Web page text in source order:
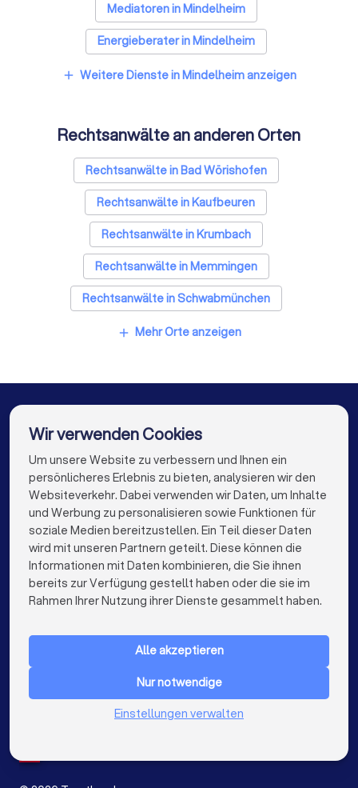
Mediatoren in Mindelheim
Energieberater in Mindelheim
add Weitere Dienste in Mindelheim anzeigen
Rechtsanwälte an anderen Orten
Rechtsanwälte in Bad Wörishofen
Rechtsanwälte in Kaufbeuren
Rechtsanwälte in Krumbach
Rechtsanwälte in Memmingen
Rechtsanwälte in Schwabmünchen
Rechtsanwälte in Landsberg am Lech
Rechtsanwälte in Bobingen
Rechtsanwälte in Weißenhorn
Rechtsanwälte in Berlin
Rechtsanwälte in Hamburg
Rechtsanwälte in München
Rechtsanwälte in Köln
Rechtsanwälte in Frankfurt am Main
Rechtsanwälte in Düsseldorf
Rechtsanwälte in Dortmund
Rechtsanwälte in Essen
Rechtsanwälte in Bremen
add Mehr Orte anzeigen
Die besten Unternehmen für Sie
info@trustlocal.de
FÜR PRIVATPERSONEN
Niederlande
Wir verwenden Cookies
Um unsere Website zu verbessern und Ihnen ein
persönlicheres Erlebnis zu bieten, analysieren wir den
Websiteverkehr. Dabei verwenden wir Daten, um Inhalte
und Werbung zu personalisieren sowie Funktionen für
soziale Medien bereitzustellen. Ein Teil dieser Daten
wird mit unseren Partnern geteilt. Diese können die
Informationen mit Daten kombinieren, die Sie ihnen
bereits zur Verfügung gestellt haben oder die sie im
Rahmen Ihrer Nutzung ihrer Dienste gesammelt haben.
Alle akzeptieren
Nur notwendige
Einstellungen verwalten